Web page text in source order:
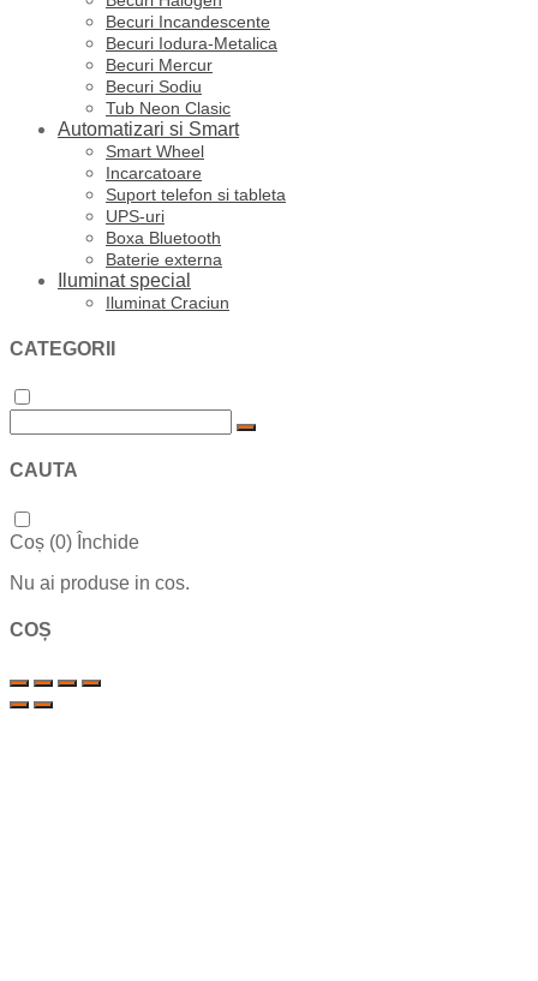
Becuri Incandescente
Becuri Iodura-Metalica
Becuri Mercur
Becuri Sodiu
Tub Neon Clasic
Automatizari si Smart
Smart Wheel
Incarcatoare
Suport telefon si tableta
UPS-uri
Boxa Bluetooth
Baterie externa
Iluminat special
Iluminat Craciun
CATEGORII
CAUTA
Coș (0) Închide
Nu ai produse in cos.
COȘ